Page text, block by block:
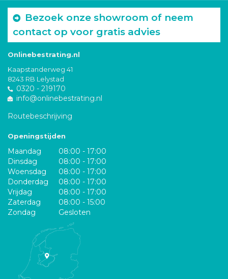
Bezoek onze showroom of neem
contact op voor gratis advies
Onlinebestrating.nl
Kaapstanderweg 41
8243 RB Lelystad
0320 - 219170
info@onlinebestrating.nl
Routebeschrijving
Openingstijden
Maandag
08:00 - 17:00
Dinsdag
08:00 - 17:00
Woensdag
08:00 - 17:00
Donderdag
08:00 - 17:00
Vrijdag
08:00 - 17:00
Zaterdag
08:00 - 15:00
Zondag
Gesloten